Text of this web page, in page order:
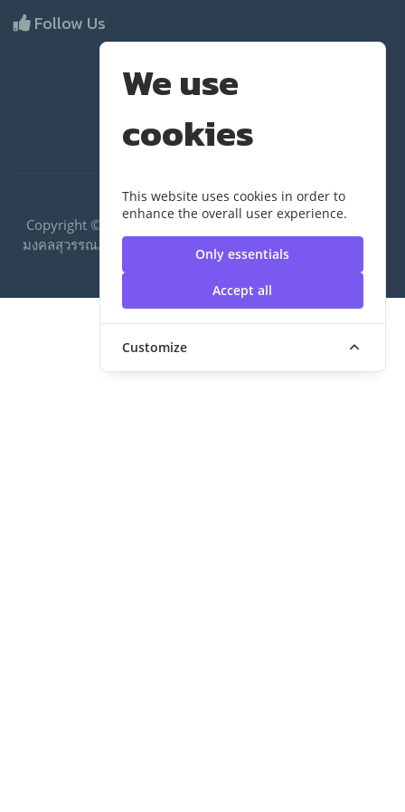
We use
cookies
This website uses cookies in order to
enhance the overall user experience.
Only essentials
Accept all
Customize
Follow Us
Copyright ©2020 RUS|กองคลัง มหาวิทยาลัยเทคโนโลยีราช
มงคลสุวรรณภูมิ | มหาวิทยาลัยเทคโนโลยีราชมงคลสุวรรณภูมิ